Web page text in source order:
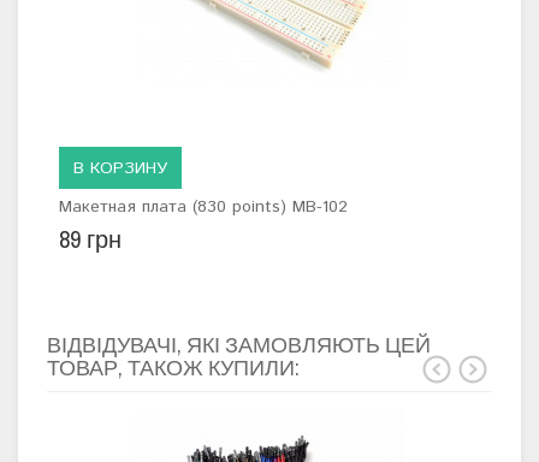
Макетная плата (830 points) MB-102
89 грн
В КОРЗИНУ
ВІДВІДУВАЧІ, ЯКІ ЗАМОВЛЯЮТЬ ЦЕЙ
ТОВАР, ТАКОЖ КУПИЛИ: